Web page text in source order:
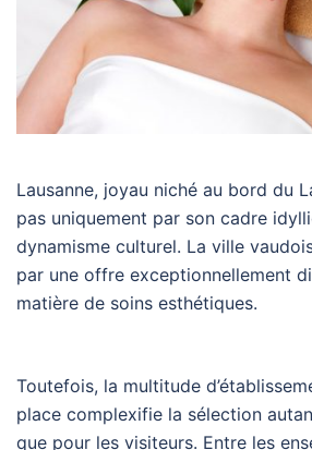
Lausanne, joyau niché au bord du
pas uniquement par son cadre
dynamisme culturel. La ville
par une offre exceptionnellement
matière de soins esthétiques.
Toutefois, la multitude
place complexifie la sélection
que pour les visiteurs. Entre les